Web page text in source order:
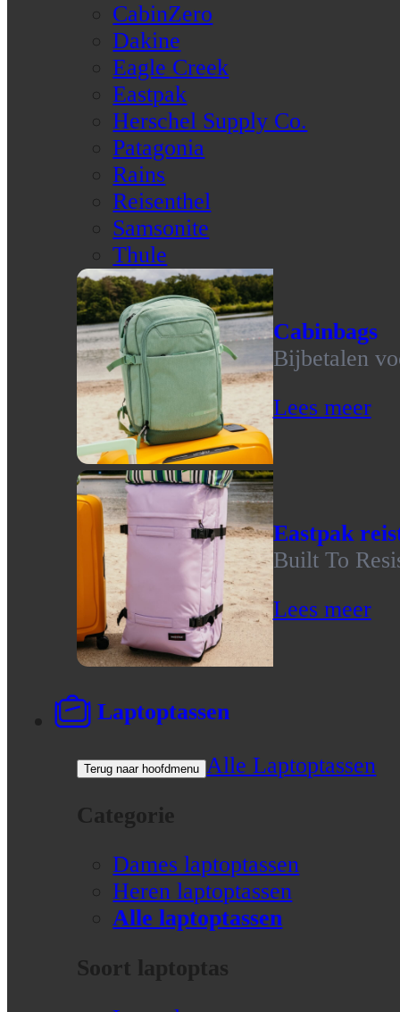
CabinZero
Dakine
Eagle Creek
Eastpak
Herschel Supply Co.
Patagonia
Rains
Reisenthel
Samsonite
Thule
Cabinbags
Bijbetalen
Lees meer
Eastpak
Built To
Lees meer
Laptoptassen
Terug naar hoofdmenu Alle Laptoptassen
Categorie
Dames laptoptassen
Heren laptoptassen
Alle laptoptassen
Soort laptoptas